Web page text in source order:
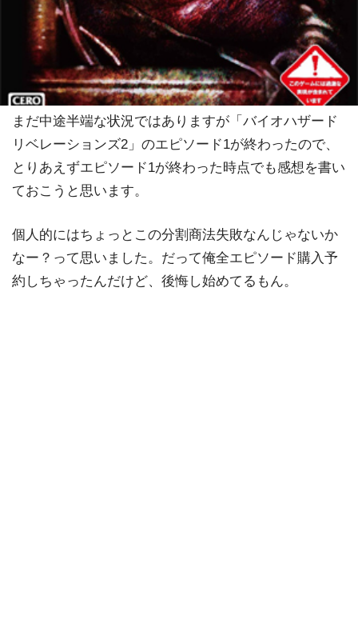
まだ中途半端な状況ではありますが「バイオハザード
リベレーションズ2」のエピソード1が終わったので、
とりあえずエピソード1が終わった時点でも感想を書い
ておこうと思います。
個人的にはちょっとこの分割商法失敗なんじゃないか
なー？って思いました。だって俺全エピソード購入予
約しちゃったんだけど、後悔し始めてるもん。